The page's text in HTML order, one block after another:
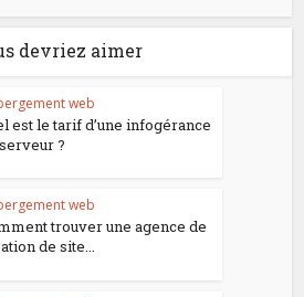
devriez aimer
web
est le tarif d’une infogérance
?
web
trouver une agence de
de site...